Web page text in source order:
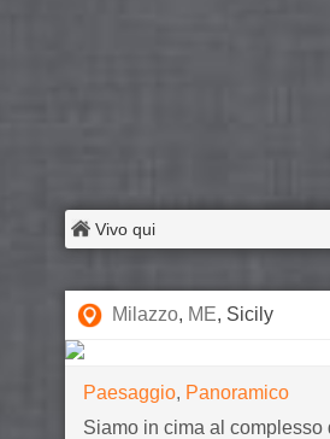
Vivo qui
Milazzo, ME, Sicily
Paesaggio, Panoramico
Siamo in cima al